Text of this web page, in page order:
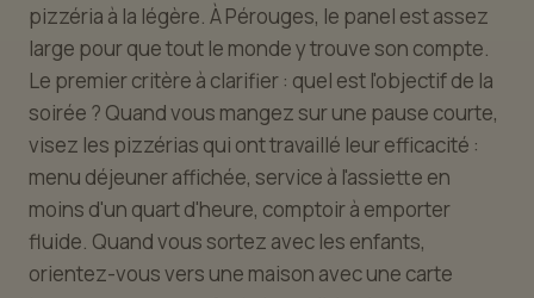
pizzéria à la légère. À Pérouges, le panel est assez
large pour que tout le monde y trouve son compte.
Le premier critère à clarifier : quel est l'objectif de la
soirée ? Quand vous mangez sur une pause courte,
visez les pizzérias qui ont travaillé leur efficacité :
menu déjeuner affichée, service à l'assiette en
moins d'un quart d'heure, comptoir à emporter
fluide. Quand vous sortez avec les enfants,
orientez-vous vers une maison avec une carte